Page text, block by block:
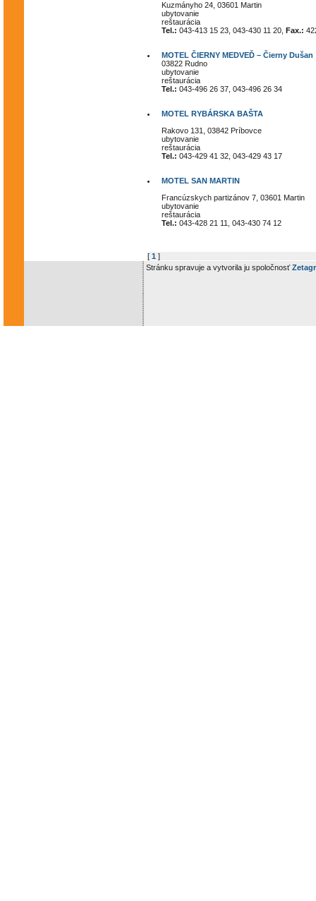
Kuzmányho 24, 03601 Martin
ubytovanie
reštaurácia
Tel.: 043-413 15 23, 043-430 11 20, Fax.:
MOTEL ČIERNY MEDVEĎ – Čierny Dušan
03822 Rudno
ubytovanie
reštaurácia
Tel.: 043-496 26 37, 043-496 26 34
MOTEL RYBÁRSKA BAŠTA
Rakovo 131, 03842 Príbovce
ubytovanie
reštaurácia
Tel.: 043-429 41 32, 043-429 43 17
MOTEL SAN MARTIN
Francúzskych partizánov 7, 03601 Martin
ubytovanie
reštaurácia
Tel.: 043-428 21 11, 043-430 74 12
[ 1 ]
Stránku spravuje a vytvorila ju spoločnosť